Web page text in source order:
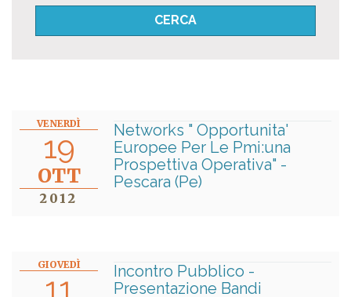
VENERDÌ
19
OTT
2012
Networks " Opportunita'
Europee Per Le Pmi:una
Prospettiva Operativa" -
Pescara (Pe)
GIOVEDÌ
11
Incontro Pubblico -
Presentazione Bandi